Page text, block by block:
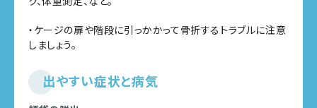
・ケージの扉や階段に引っかかって骨折するトラブルに注意
しましょう。
出やすい症状と病気